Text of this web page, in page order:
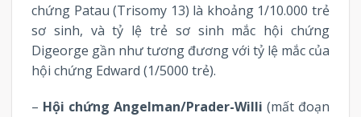
chứng Patau (Trisomy 13) là khoảng 1/10.000 trẻ
sơ sinh, và tỷ lệ trẻ sơ sinh mắc hội chứng
Digeorge gần như tương đương với tỷ lệ mắc của
hội chứng Edward (1/5000 trẻ).
– Hội chứng Angelman/Prader-Willi (mất đoạn